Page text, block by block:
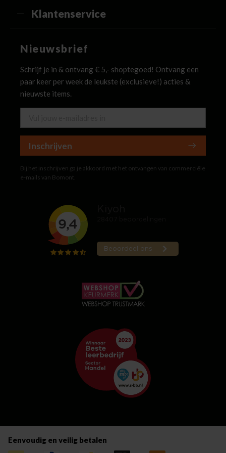
Klantenservice
Nieuwsbrief
Schrijf je in & ontvang € 5,- shoptegoed! Ontvang een
paar keer per week de leukste (exclusieve!) acties &
nieuwste items.
Inschrijven
Bij het inschrijven ga je akkoord met het ontvangen van commerciële
e-mails van Bomont.
Eenvoudig en veilig betalen